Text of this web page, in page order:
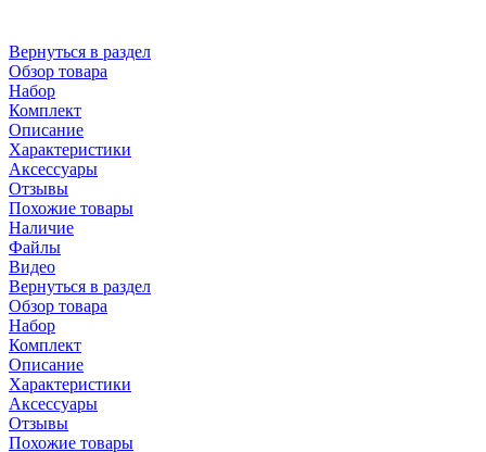
Вернуться в раздел
Обзор товара
Набор
Комплект
Описание
Характеристики
Аксессуары
Отзывы
Похожие товары
Наличие
Файлы
Видео
Вернуться в раздел
Обзор товара
Набор
Комплект
Описание
Характеристики
Аксессуары
Отзывы
Похожие товары